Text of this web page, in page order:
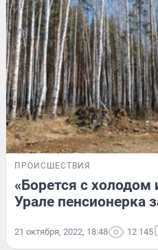
ПРОИСШЕСТВИЯ
«Борется с холодом
Урале пенсионерка
21 октября, 2022, 18:48 12 145